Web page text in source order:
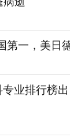
第一，美日
业排行榜出